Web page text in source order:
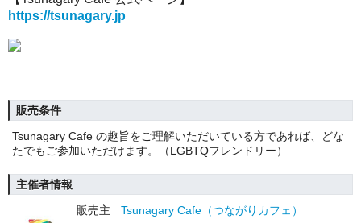
https://tsunagary.jp
販売条件
Tsunagary Cafe の趣旨をご理解いただいている方であれば、どな
たでもご参加いただけます。（LGBTQフレンドリー）
主催者情報
販売主
Tsunagary Cafe（つながりカフェ）